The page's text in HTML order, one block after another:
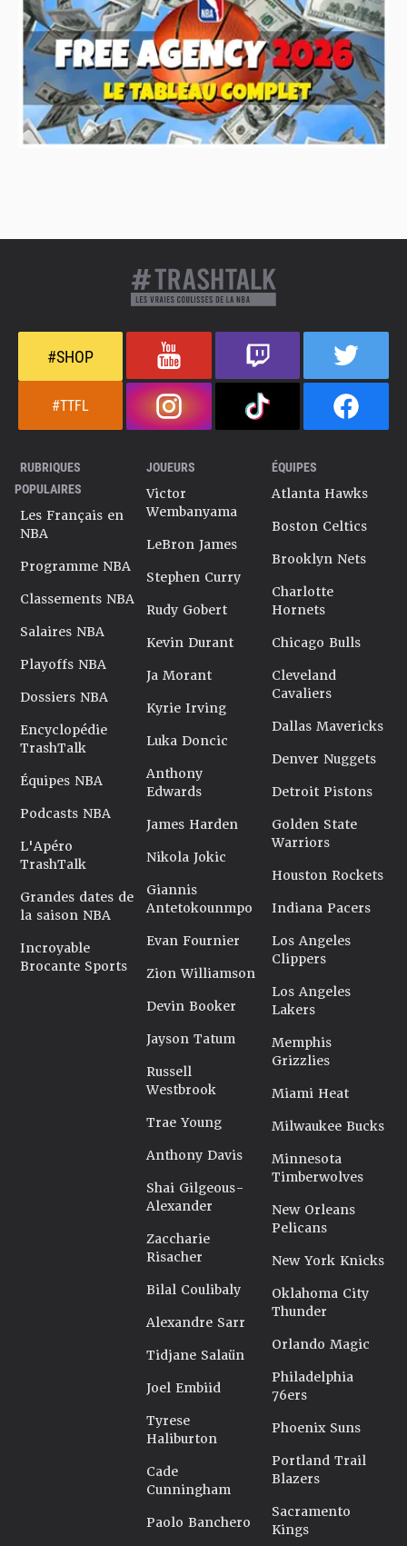
#SHOP
#TTFL
RUBRIQUES
POPULAIRES
Les Français en
NBA
Programme NBA
Classements NBA
Salaires NBA
Playoffs NBA
Dossiers NBA
Encyclopédie
TrashTalk
Équipes NBA
Podcasts NBA
L'Apéro
TrashTalk
Grandes dates de
la saison NBA
Incroyable
Brocante Sports
JOUEURS
Victor
Wembanyama
LeBron James
Stephen Curry
Rudy Gobert
Kevin Durant
Ja Morant
Kyrie Irving
Luka Doncic
Anthony
Edwards
James Harden
Nikola Jokic
Giannis
Antetokounmpo
Evan Fournier
Zion Williamson
Devin Booker
Jayson Tatum
Russell
Westbrook
Trae Young
Anthony Davis
Shai Gilgeous-
Alexander
Zaccharie
Risacher
Bilal Coulibaly
Alexandre Sarr
Tidjane Salaün
Joel Embiid
Tyrese
Haliburton
Cade
Cunningham
Paolo Banchero
ÉQUIPES
Atlanta Hawks
Boston Celtics
Brooklyn Nets
Charlotte
Hornets
Chicago Bulls
Cleveland
Cavaliers
Dallas Mavericks
Denver Nuggets
Detroit Pistons
Golden State
Warriors
Houston Rockets
Indiana Pacers
Los Angeles
Clippers
Los Angeles
Lakers
Memphis
Grizzlies
Miami Heat
Milwaukee Bucks
Minnesota
Timberwolves
New Orleans
Pelicans
New York Knicks
Oklahoma City
Thunder
Orlando Magic
Philadelphia
76ers
Phoenix Suns
Portland Trail
Blazers
Sacramento
Kings